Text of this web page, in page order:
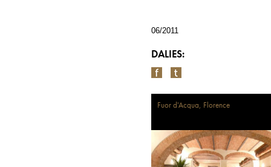
06/2011
DALIES:
Fuor d'Acqua, Florence